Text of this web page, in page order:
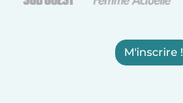
M'inscrire !